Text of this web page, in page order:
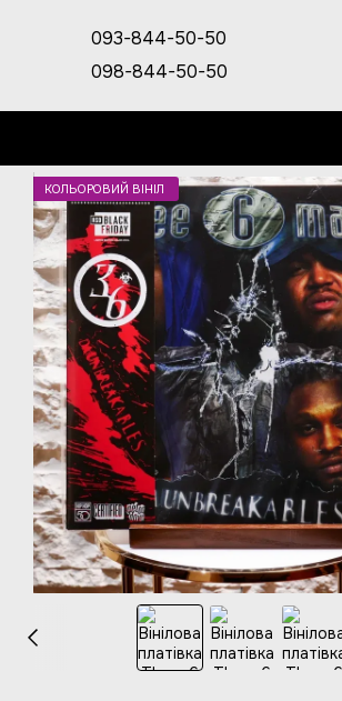
093-844-50-50
098-844-50-50
КОЛЬОРОВИЙ ВІНІЛ